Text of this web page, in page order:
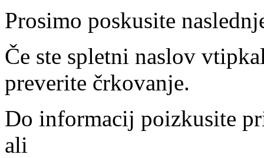
Prosimo poskusite
Če ste spletni naslov
preverite črkovanje.
Do informacij poizkusite
ali